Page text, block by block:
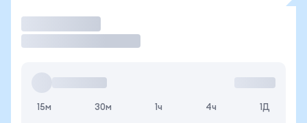
15м 30м 1ч 4ч 1Д